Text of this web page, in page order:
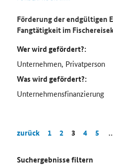
Förderung der endgültigen
Fangtätigkeit im
Wer wird gefördert?:
Unternehmen, Privatperson
Was wird gefördert?:
Unternehmensfinanzierung
zurück 1 2 3 4 5
Suchergebnisse filtern